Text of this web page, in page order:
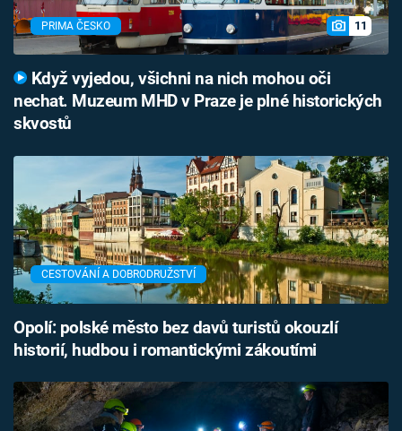
PRIMA ČESKO 11
Když vyjedou, všichni na nich mohou oči
nechat. Muzeum MHD v Praze je plné historických
skvostů
CESTOVÁNÍ A DOBRODRUŽSTVÍ
Opolí: polské město bez davů turistů okouzlí
historií, hudbou i romantickými zákoutími